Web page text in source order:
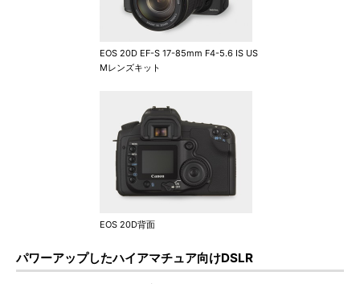
EOS 20D EF-S 17-85mm F4-5.6 IS US
Mレンズキット
EOS 20D背面
パワーアップしたハイアマチュア向けDSLR